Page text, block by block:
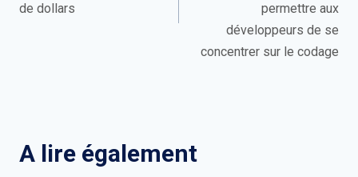
de dollars
permettre aux
développeurs de se
concentrer sur le codage
A lire également